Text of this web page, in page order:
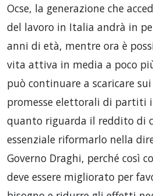
Ocse, la generazione che
del lavoro in Italia andrà in
anni di età, mentre ora è
vita attiva in media a poco
può continuare a scaricare
promesse elettorali di partiti
quanto riguarda il reddito di
essenziale riformarlo nella
Governo Draghi, perché così
deve essere migliorato per